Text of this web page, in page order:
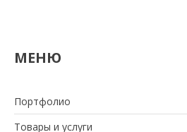
Портфолио
Товары и услуги